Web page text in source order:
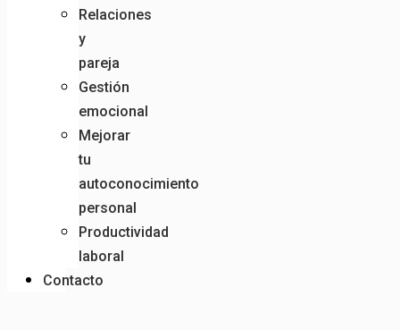
Relaciones
y
pareja
Gestión
emocional
Mejorar
tu
autoconocimiento
personal
Productividad
laboral
Contacto